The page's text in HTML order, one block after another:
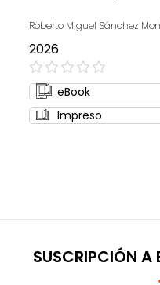
Roberto MIguel Sánchez
2026
0%
eBook
Impreso
SUSCRIPCIÓN A